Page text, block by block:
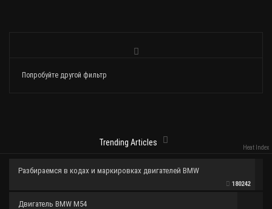
Попробуйте другой фильтр
Trending Articles
Heat Index
Разбираемся в кодах и маркировках двигателей BMW
180242
Двигатель BMW M54